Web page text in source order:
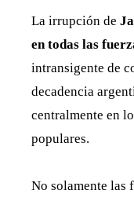
La irrupción de
en todas las
intransigente de
decadencia
centralmente en
populares.
No solamente las